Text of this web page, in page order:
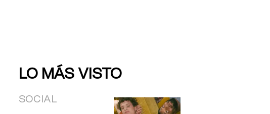
LO MÁS VISTO
SOCIAL